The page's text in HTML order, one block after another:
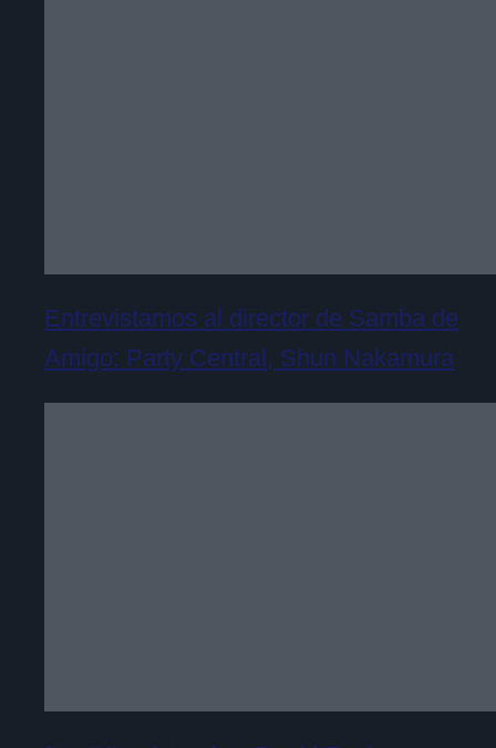
Entrevistamos al director de Samba de
Amigo: Party Central, Shun Nakamura